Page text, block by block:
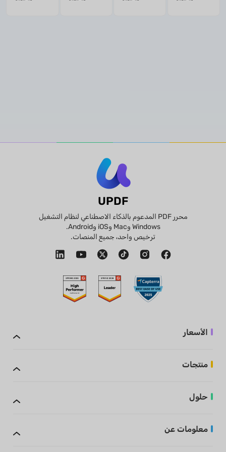
UPDF
محرر PDF المدعوم بالذكاء الاصطناعي لنظام التشغيل
Windows وMac وiOS وAndroid.
ترخيص واحد، جميع المنصات.
الأسعار
منتجات
حلول
معلومات عن